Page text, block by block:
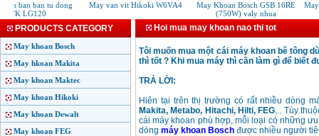
ban ban tu dong
KTK LG120
May van vit Hikoki W6VA4
May Khoan Bosch GSB 16RE
(750W) valy nhua
PRODUCTS CATEGORY
May khoan Bosch
May hkoan Makita
May khoan Maktec
May khoan Hikoki
May khoan Dewalt
May khoan FEG
Hoi mua may khoan nao thi tot
Tôi muốn mua một cái máy khoan bê tông
thì tốt ? Khi mua máy thì cần làm gì để biết
TRẢ LỜI:
Hiên tại trên thị trường có rất nhiều dòng
Makita, Metabo, Hitachi, Hilti, FEG,.. Tùy
cái máy khoan phù hợp, mỗi loại có những
dòng máy khoan Bosch được nhiều người